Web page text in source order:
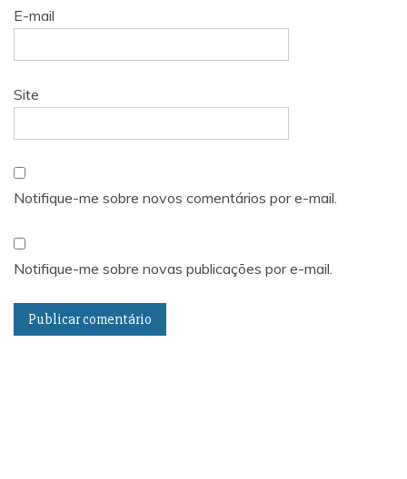
E-mail
Site
Notifique-me sobre novos comentários por e-mail.
Notifique-me sobre novas publicações por e-mail.